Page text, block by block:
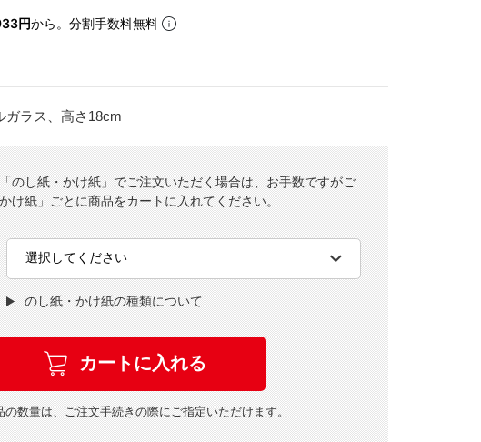
円から。分割手数料無料
ガラス、高さ18cm
のし紙・かけ紙」でご注文いただく場合は、お手数ですがご
け紙」ごとに商品をカートに入れてください。
のし紙・かけ紙の種類について
数量は、ご注文手続きの際にご指定いただけます。